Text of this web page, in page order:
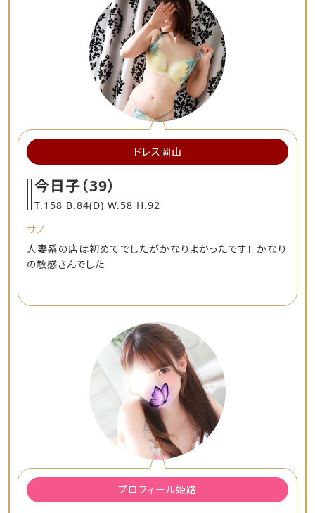
ドレス岡山
今日子（39）
T.158 B.84(D) W.58 H.92
サノ
人妻系の店は初めてでしたがかなりよかったです！ かなり
の敏感さんでした
プロフィール姫路